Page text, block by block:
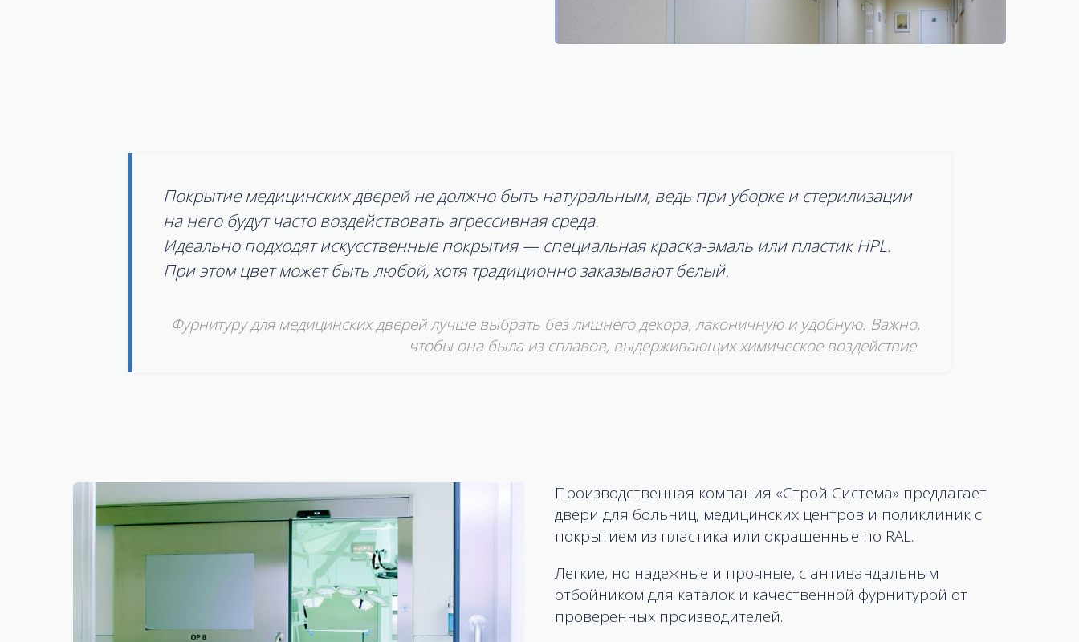
Покрытие медицинских дверей не должно быть натуральным, ведь при уборке и стерилизации
на него будут часто воздействовать агрессивная среда.
Идеально подходят искусственные покрытия — специальная краска-эмаль или пластик HPL.
При этом цвет может быть любой, хотя традиционно заказывают белый.
Фурнитуру для медицинских дверей лучше выбрать без лишнего декора, лаконичную и удобную. Важно,
чтобы она была из сплавов, выдерживающих химическое воздействие.
Производственная компания «Строй Система» предлагает
двери для больниц, медицинских центров и поликлиник с
покрытием из пластика или окрашенные по RAL.
Легкие, но надежные и прочные, с антивандальным
отбойником для каталок и качественной фурнитурой от
проверенных производителей.